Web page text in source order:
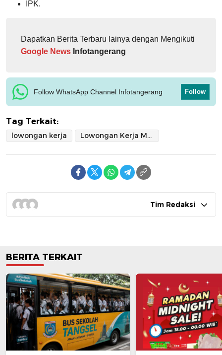
IPK.
Dapatkan Berita Terbaru lainya dengan Mengikuti
Google News Infotangerang
Follow WhatsApp Channel Infotangerang Follow
Tag Terkait:
lowongan kerja Lowongan Kerja Mayora
Tim Redaksi
BERITA TERKAIT